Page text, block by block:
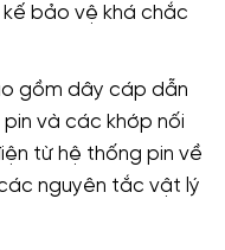
bảo vệ khá chắc
gồm dây cáp dẫn
và các khớp nối
từ hệ thống pin về
nguyên tắc vật lý